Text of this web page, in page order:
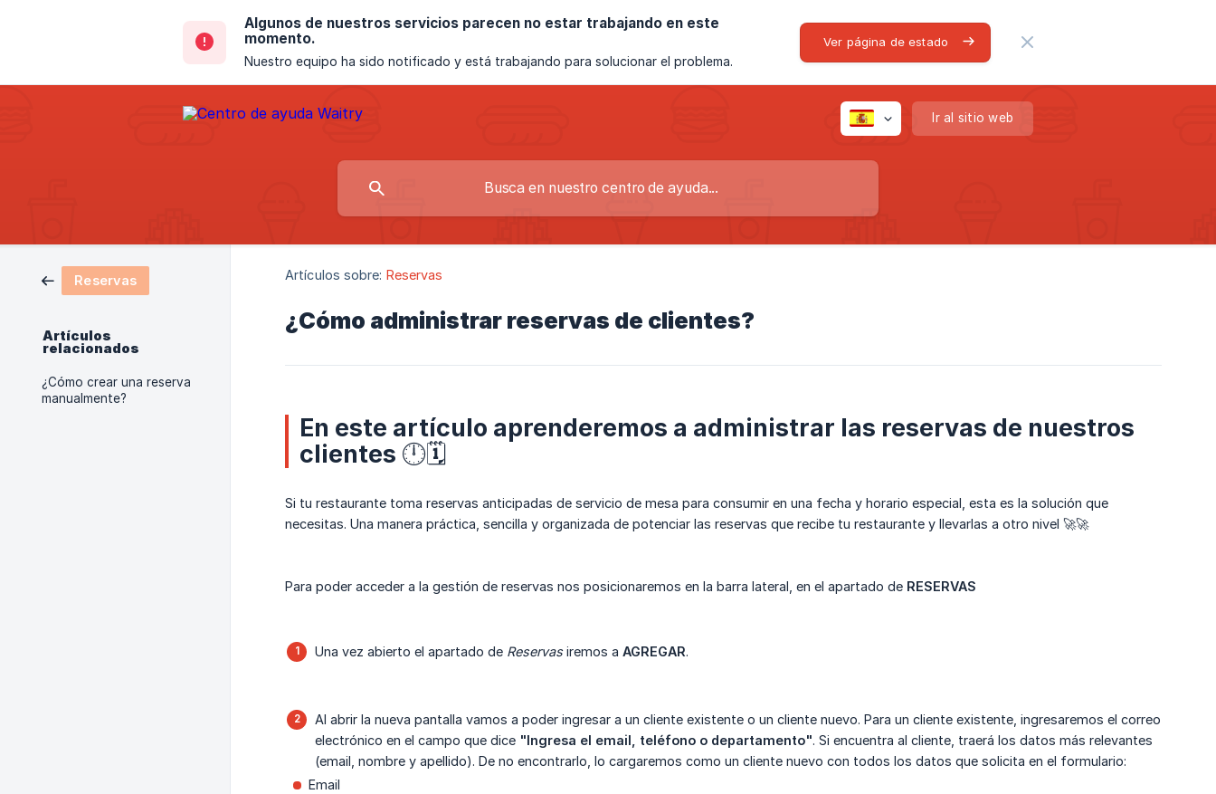
Algunos de nuestros servicios parecen no estar trabajando en este
momento.
Nuestro equipo ha sido notificado y está trabajando para solucionar el problema.
Ver página de estado
Ir al sitio web
Reservas
Artículos
relacionados
¿Cómo crear una reserva
manualmente?
Artículos sobre: Reservas
¿Cómo administrar reservas de clientes?
En este artículo aprenderemos a administrar las reservas de nuestros
clientes 🕛🗓️
Si tu restaurante toma reservas anticipadas de servicio de mesa para consumir en una fecha y horario especial, esta es la solución que
necesitas. Una manera práctica, sencilla y organizada de potenciar las reservas que recibe tu restaurante y llevarlas a otro nivel 🚀🚀
Para poder acceder a la gestión de reservas nos posicionaremos en la barra lateral, en el apartado de RESERVAS
Una vez abierto el apartado de Reservasiremos a AGREGAR.
Al abrir la nueva pantalla vamos a poder ingresar a un cliente existente o un cliente nuevo. Para un cliente existente, ingresaremos el correo
electrónico en el campo que dice "Ingresa el email, teléfono o departamento". Si encuentra al cliente, traerá los datos más relevantes
(email, nombre y apellido). De no encontrarlo, lo cargaremos como un cliente nuevo con todos los datos que solicita en el formulario:
Email